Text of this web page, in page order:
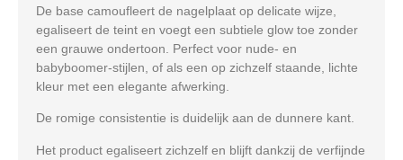
De base camoufleert de nagelplaat op delicate wijze,
egaliseert de teint en voegt een subtiele glow toe zonder
een grauwe ondertoon. Perfect voor nude- en
babyboomer-stijlen, of als een op zichzelf staande, lichte
kleur met een elegante afwerking.
De romige consistentie is duidelijk aan de dunnere kant.
Het product egaliseert zichzelf en blijft dankzij de verfijnde